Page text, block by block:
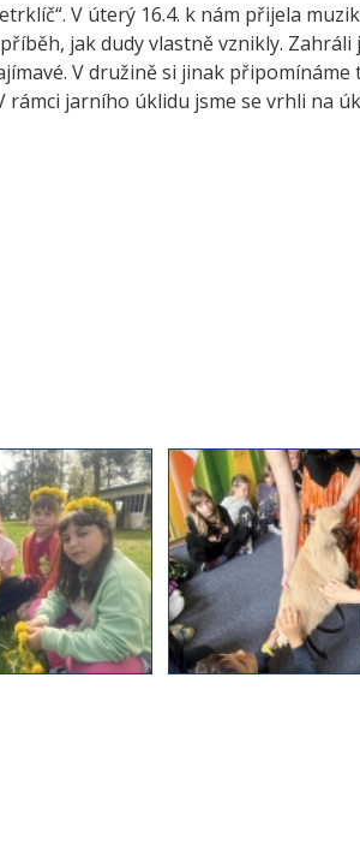
V úterý 16.4. k nám přijela
jak dudy vlastně vznikly.
V družině si jinak
jarního úklidu jsme se vrhli na